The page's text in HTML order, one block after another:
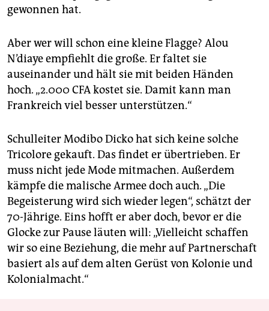
gewonnen hat.
Aber wer will schon eine kleine Flagge? Alou
N’diaye empfiehlt die große. Er faltet sie
auseinander und hält sie mit beiden Händen
hoch. „2.000 CFA kostet sie. Damit kann man
Frankreich viel besser unterstützen.“
Schulleiter Modibo Dicko hat sich keine solche
Tricolore gekauft. Das findet er übertrieben. Er
muss nicht jede Mode mitmachen. Außerdem
kämpfe die malische Armee doch auch. „Die
Begeisterung wird sich wieder legen“, schätzt der
70-Jährige. Eins hofft er aber doch, bevor er die
Glocke zur Pause läuten will: „Vielleicht schaffen
wir so eine Beziehung, die mehr auf Partnerschaft
basiert als auf dem alten Gerüst von Kolonie und
Kolonialmacht.“